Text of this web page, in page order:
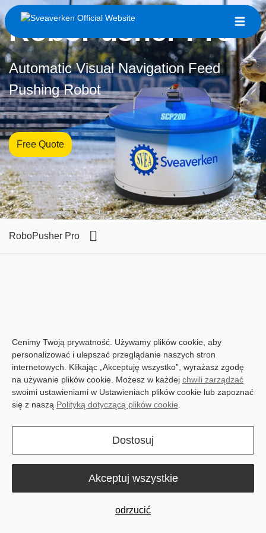
RoboPusher Pro
Automatic Visual Navigation Feed
Pushing Robot
Free Quote
RoboPusher Pro
Visual Navigation
Enables Smart Obstacle
Avoidance
Real-time Remote
Monitoring
2.5 h Fully Charging for
High-efficiency Feed
Cenimy Twoją prywatność. Używamy plików cookie, aby
personalizować i ulepszać przeglądanie naszych stron
internetowych. Klikając „Akceptuję wszystko”, wyrażasz zgodę
na używanie plików cookie. Możesz w każdej chwili zarządzać
swoimi ustawieniami w Ustawieniach plików cookie lub zapoznać
się z naszą Polityką dotyczącą plików cookie
Dostosuj
odrzucić
Akceptuj wszystkie